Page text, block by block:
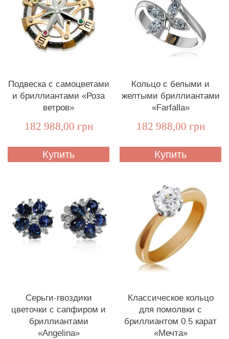
Подвеска с самоцветами
и бриллиантами «Роза
ветров»
182 988,00 грн
Купить
Кольцо с белыми и
желтыми бриллиантами
«Farfalla»
182 988,00 грн
Купить
Серьги-гвоздики
цветочки с сапфиром и
бриллиантами
«Angelina»
Классическое кольцо
для помолвки с
бриллиантом 0.5 карат
«Мечта»